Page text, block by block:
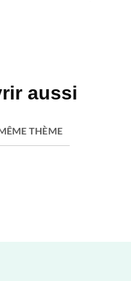
aussi
THÈME